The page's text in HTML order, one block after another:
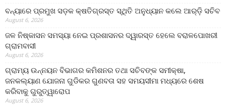
ବନ୍ୟାରେ ପ୍ରମୁଖ ସଡ଼କ କ୍ଷତିଗ୍ରସ୍ତ ସ୍ଥିତି ଅନୁଧ୍ୟାନ କଲେ ଆର୍‌ଡ଼ି ସଚିବ
August 6, 2026
ଜଳ ନିଷ୍କାସନ ସମସ୍ୟା ନେଇ ପ୍ରଶାସନର ଦ୍ୱାରସ୍ତ ହେଲେ ବରାଳପୋଖରୀ
ଗ୍ରାମବାସୀ
August 6, 2026
ଗ୍ରାମ୍ୟ ଉନ୍ନୟନ ବିଭାଗର କମିଶନର ତଥା ସଚିବଙ୍କ ସମୀକ୍ଷା,
ଜନକଲ୍ୟାଣ ଯୋଜନା ଗୁଡିକର ଗୁଣବତା ସହ ସମୟସୀମା ମଧ୍ୟରେ ଶେଷ
କରିବାକୁ ଗୁରୁତ୍ୱାରୋପ
August 6, 2026